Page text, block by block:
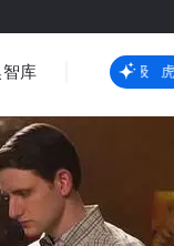
国际热点
库 虎嗅嗅